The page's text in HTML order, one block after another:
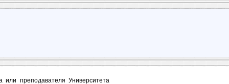
или преподавателя Университета